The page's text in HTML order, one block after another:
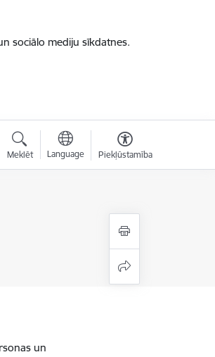
sociālo mediju sīkdatnes.
Meklēt Language Piekļūstamība
un